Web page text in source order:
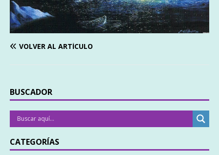
VOLVER AL ARTÍCULO
BUSCADOR
CATEGORÍAS